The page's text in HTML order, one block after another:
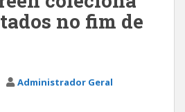
no fim de
Administrador Geral